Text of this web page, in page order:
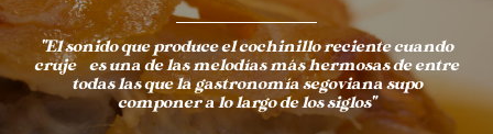
"El sonido que produce el cochinillo reciente cuando
cruje es una de las melodías más hermosas de entre
todas las que la gastronomía segoviana supo
componer a lo largo de los siglos"